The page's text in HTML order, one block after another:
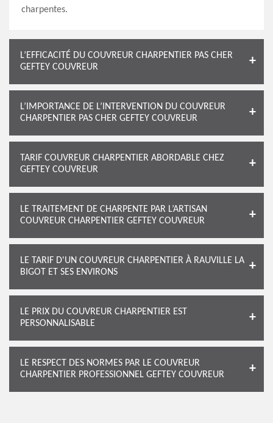
charpentes.
L’EFFICACITÉ DU COUVREUR CHARPENTIER PAS CHER
GEFTEY COUVREUR
L’IMPORTANCE DE L’INTERVENTION DU COUVREUR
CHARPENTIER PAS CHER GEFTEY COUVREUR
TARIF COUVREUR CHARPENTIER ABORDABLE CHEZ
GEFTEY COUVREUR
LE TRAITEMENT DE CHARPENTE PAR L’ARTISAN
COUVREUR CHARPENTIER GEFTEY COUVREUR
LE TARIF D'UN COUVREUR CHARPENTIER À RAUVILLE LA
BIGOT ET SES ENVIRONS
LE PRIX DU COUVREUR CHARPENTIER EST
PERSONNALISABLE
LE RESPECT DES NORMES PAR LE COUVREUR
CHARPENTIER PROFESSIONNEL GEFTEY COUVREUR